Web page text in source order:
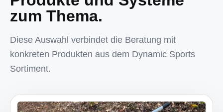
zum Thema.
Diese Auswahl verbindet die Beratung mit
konkreten Produkten aus dem Dynamic Sports
Sortiment.